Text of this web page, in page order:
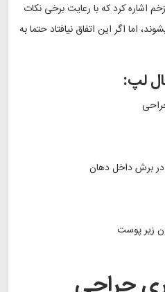
اشاره کرد که با رعایت برخی نکات
اما اگر این اتفاق نیافتاد حتما به
لپ:
برش داخل دهان
زیر پوست